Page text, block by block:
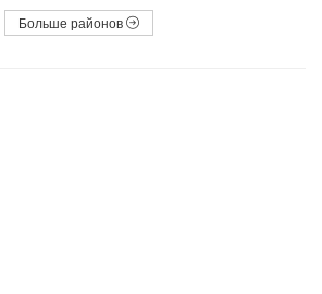
Больше районов